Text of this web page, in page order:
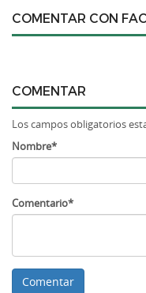
COMENTAR CON
COMENTAR
Los campos obligatorios
Nombre*
Comentario*